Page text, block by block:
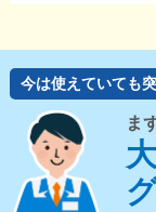
今は使えていても
ま